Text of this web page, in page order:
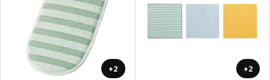
+2 +2